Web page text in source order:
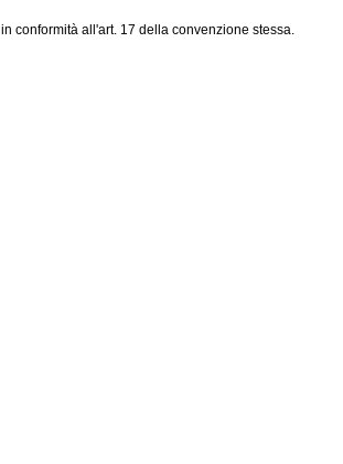
conformità all'art. 17 della convenzione stessa.